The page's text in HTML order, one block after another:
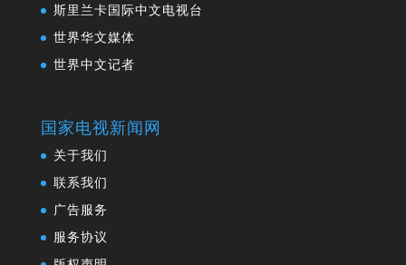
斯里兰卡国际中文电视台
世界华文媒体
世界中文记者
国家电视新闻网
关于我们
联系我们
广告服务
服务协议